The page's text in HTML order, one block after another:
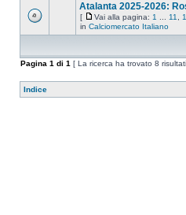
Atalanta 2025-2026:
[ Vai alla pagina: 1 11
in Calciomercato Italiano
Pagina 1 di 1 [ La ricerca ha trovato 8
Indice